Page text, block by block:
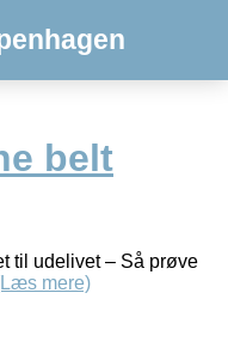
belt
til udelivet – Så prøve
mere)